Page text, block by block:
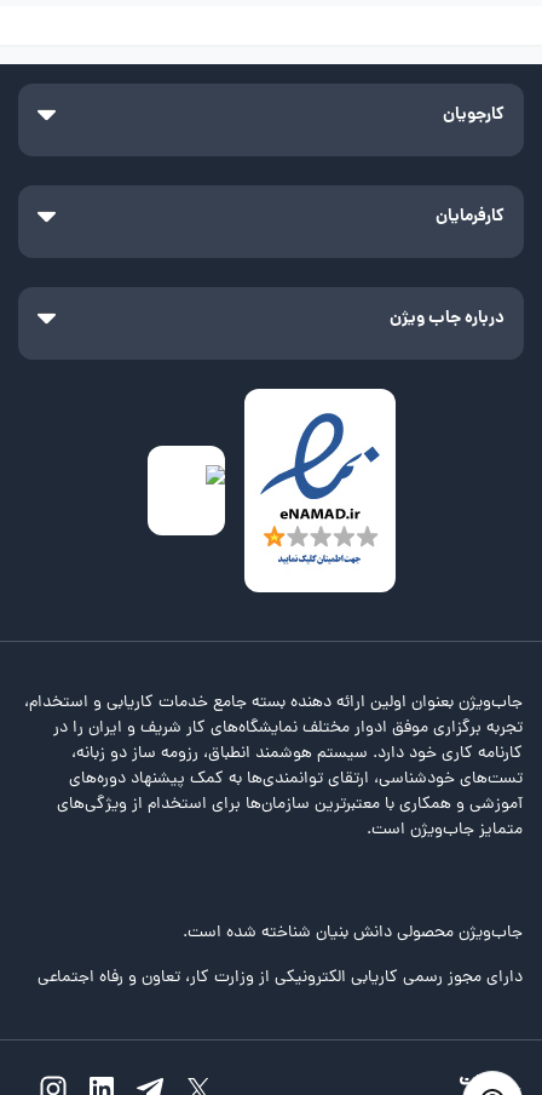
کارجویان
کارفرمایان
درباره جاب ویژن
جاب‌ویژن بعنوان اولین ارائه دهنده بسته جامع خدمات کاریابی و استخدام،
تجربه برگزاری موفق ادوار مختلف نمایشگاه‌های کار شریف و ایران را در
کارنامه کاری خود دارد. سیستم هوشمند انطباق، رزومه ساز دو زبانه،
تست‌های خودشناسی، ارتقای توانمندی‌ها به کمک پیشنهاد دوره‌های
آموزشی و همکاری با معتبرترین سازمان‌ها برای استخدام از ویژگی‌های
متمایز جاب‌ویژن است.
جاب‌ویژن محصولی دانش بنیان شناخته شده است.
دارای مجوز رسمی کاریابی الکترونیکی از وزارت کار، تعاون و رفاه اجتماعی